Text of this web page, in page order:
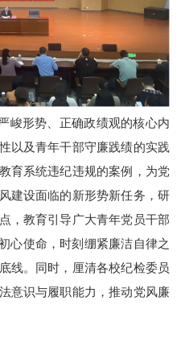
峻形势、正确政绩观的核心内
以及青年干部守廉践绩的实践
育系统违纪违规的案例，为党
建设面临的新形势新任务，研
，教育引导广大青年党员干部
心使命，时刻绷紧廉洁自律之
线。同时，厘清各校纪检委员
意识与履职能力，推动党风廉